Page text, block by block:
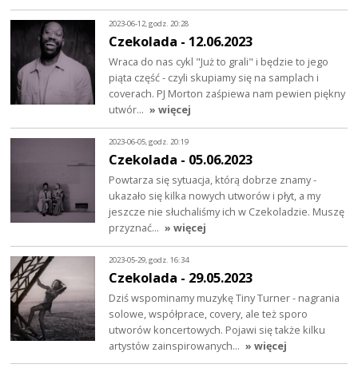
2023-06-12, godz. 20:28
Czekolada - 12.06.2023
Wraca do nas cykl "Już to grali" i będzie to jego
piąta część - czyli skupiamy się na samplach i
coverach. PJ Morton zaśpiewa nam pewien piękny
utwór… » więcej
2023-06-05, godz. 20:19
Czekolada - 05.06.2023
Powtarza się sytuacja, którą dobrze znamy -
ukazało się kilka nowych utworów i płyt, a my
jeszcze nie słuchaliśmy ich w Czekoladzie. Muszę
przyznać… » więcej
2023-05-29, godz. 16:34
Czekolada - 29.05.2023
Dziś wspominamy muzykę Tiny Turner - nagrania
solowe, współprace, covery, ale też sporo
utworów koncertowych. Pojawi się także kilku
artystów zainspirowanych… » więcej